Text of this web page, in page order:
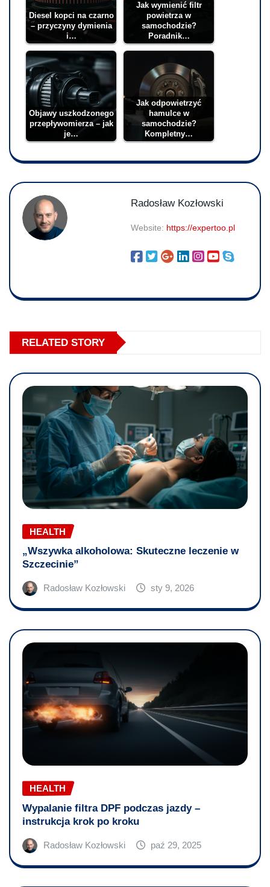
Diesel kopci na czarno
– przyczyny dymienia
i…
Jak wymienić filtr
powietrza w
samochodzie?
Poradnik…
Objawy uszkodzonego
przepływomierza – jak
je…
Jak odpowietrzyć
hamulce w
samochodzie?
Kompletny…
Radosław Kozłowski
Website: https://expertoo.pl
RELATED STORY
HEALTH
„Wszywka alkoholowa: Skuteczne leczenie w
Szczecinie”
Radosław Kozłowski sty 9, 2026
HEALTH
Wypalanie filtra DPF podczas jazdy –
instrukcja krok po kroku
Radosław Kozłowski paź 29, 2025